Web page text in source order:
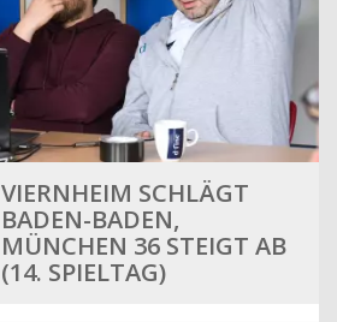
VIERNHEIM SCHLÄGT
BADEN-BADEN,
MÜNCHEN 36 STEIGT AB
(14. SPIELTAG)